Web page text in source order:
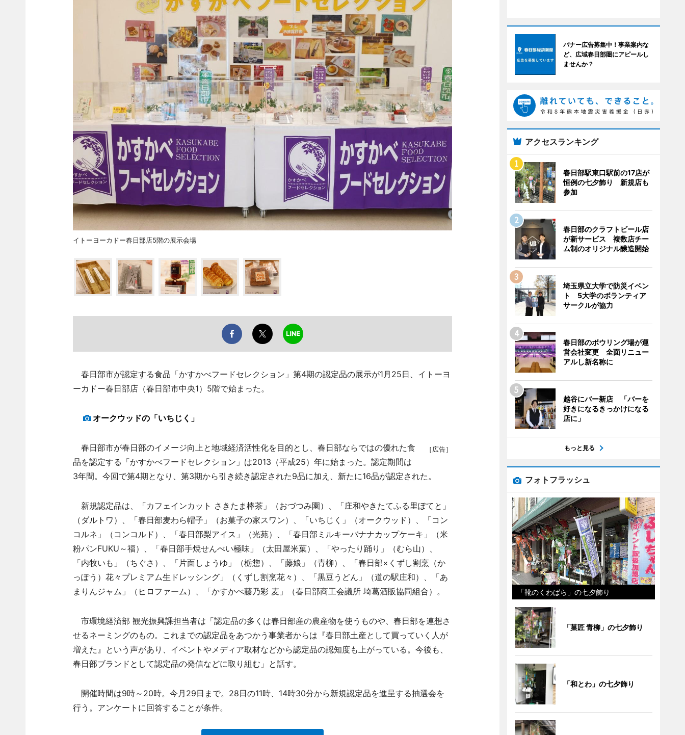
イトーヨーカドー春日部店5階の展示会場
春日部市が認定する食品「かすかべフードセレクション」第4期の認定品の展示が1月25日、イトーヨ
ーカドー春日部店（春日部市中央1）5階で始まった。
オークウッドの「いちじく」
［広告］
春日部市が春日部のイメージ向上と地域経済活性化を目的とし、春日部ならではの優れた食
品を認定する「かすかべフードセレクション」は2013（平成25）年に始まった。認定期間は
3年間。今回で第4期となり、第3期から引き続き認定された9品に加え、新たに16品が認定された。
新規認定品は、「カフェインカット さきたま棒茶」（おづつみ園）、「庄和やきたてふる里ぽてと」
（ダルトワ）、「春日部麦わら帽子」（お菓子の家スワン）、「いちじく」（オークウッド）、「コン
コルネ」（コンコルド）、「春日部梨アイス」（光苑）、「春日部ミルキーバナナカップケーキ」（米
粉パンFUKU～福）、「春日部手焼せんべい極味」（太田屋米菓）、「やったり踊り」（むら山）、
「内牧いも」（ちぐさ）、「片面しょうゆ」（栃惣）、「藤娘」（青柳）、「春日部×くずし割烹（か
っぽう）花々プレミアム生ドレッシング」（くずし割烹花々）、「黒豆うどん」（道の駅庄和）、「あ
まりんジャム」（ヒロファーム）、「かすかべ藤乃彩 麦」（春日部商工会議所 埼葛酒販協同組合）。
市環境経済部 観光振興課担当者は「認定品の多くは春日部産の農産物を使うものや、春日部を連想さ
せるネーミングのもの。これまでの認定品をあつかう事業者からは『春日部土産として買っていく人が
増えた』という声があり、イベントやメディア取材などから認定品の認知度も上がっている。今後も、
春日部ブランドとして認定品の発信などに取り組む」と話す。
開催時間は9時～20時。今月29日まで。28日の11時、14時30分から新規認定品を進呈する抽選会を
行う。アンケートに回答することが条件。
バナー広告募集中！事業案内な
ど、広域春日部圏にアピールし
ませんか？
アクセスランキング
春日部駅東口駅前の17店が
恒例の七夕飾り 新規店も
参加
春日部のクラフトビール店
が新サービス 複数店チー
ム制のオリジナル醸造開始
埼玉県立大学で防災イベン
ト 5大学のボランティア
サークルが協力
春日部のボウリング場が運
営会社変更 全面リニュー
アルし新名称に
越谷にバー新店 「バーを
好きになるきっかけになる
店に」
もっと見る
フォトフラッシュ
「靴のくわばら」の七夕飾り
「菓匠 青柳」の七夕飾り
「和とわ」の七夕飾り